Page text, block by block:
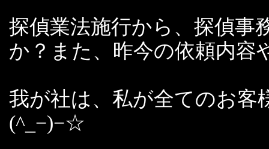
探偵業法施行から、探偵事
か？また、昨今の依頼内容
我が社は、私が全てのお客
(^_−)−☆